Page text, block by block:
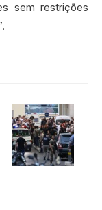
sem restrições